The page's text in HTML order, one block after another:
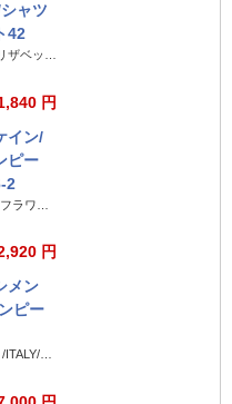
ャツ
42
円
イン/
ピー
2
円
メン
ピー